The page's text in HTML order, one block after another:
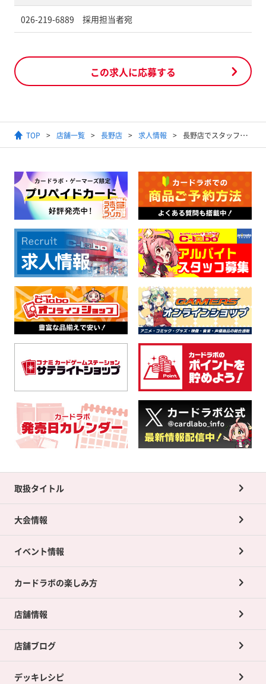
026-219-6889 採用担当者宛
この求人に応募する
TOP 店舗一覧 長野店 求人情報 長野店でスタッフ募集！
取扱タイトル
大会情報
イベント情報
カードラボの楽しみ方
店舗情報
店舗ブログ
デッキレシピ